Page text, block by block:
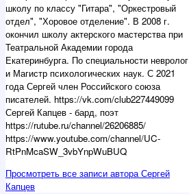
школу по классу "Гитара", "Оркестровый
отдел", "Хоровое отделение". В 2008 г.
окончил школу актерского мастерства при
Театральной Академии города
Екатеринбурга. По специальности невролог
и Магистр психологических наук. С 2021
года Сергей член Российского союза
писателей. https://vk.com/club227449099
Сергей Капцев - бард, поэт
https://rutube.ru/channel/26206885/
https://www.youtube.com/channel/UC-
RtPnMcaSW_3vbYnpWuBUQ
Просмотреть все записи автора Сергей
Капцев